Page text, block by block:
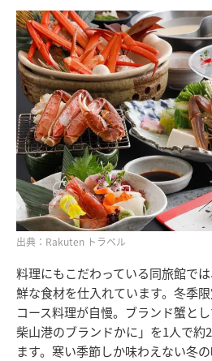
出典：Rakuten トラベル
料理にもこだわっている同旅館で
鮮な食材を仕入れています。冬季
コース料理が自慢。ブランド蟹と
柴山港のブランドかに」を1人で約
ます。寒い季節しか味わえない冬